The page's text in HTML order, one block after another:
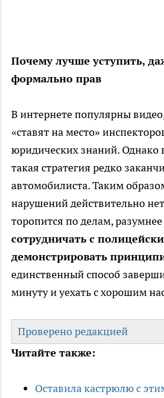
Почему лучше уступить,
формально прав
В интернете популярны
«ставят на место»
юридических знаний. Однако
такая стратегия редко
автомобилиста. Таким
нарушений действительно
торопится по делам, разумнее
сотрудничать с
демонстрировать
единственный способ
минуту и уехать с хорошим
Проверено редакцией
Читайте также:
Оставила кастрюлю с